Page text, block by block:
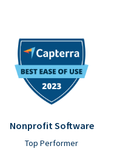
Nonprofit Software
Top Performer